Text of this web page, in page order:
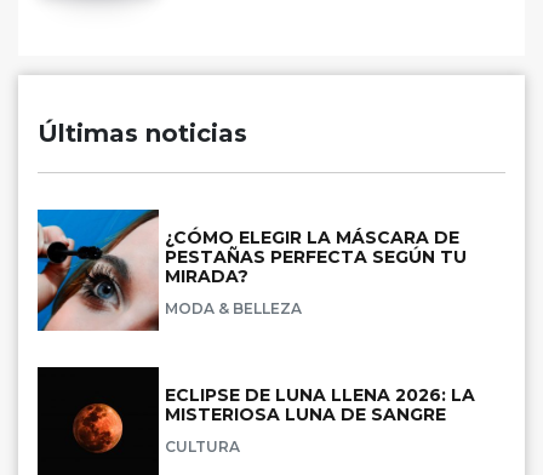
Últimas noticias
¿CÓMO ELEGIR LA MÁSCARA DE
PESTAÑAS PERFECTA SEGÚN TU
MIRADA?
MODA & BELLEZA
ECLIPSE DE LUNA LLENA 2026: LA
MISTERIOSA LUNA DE SANGRE
CULTURA